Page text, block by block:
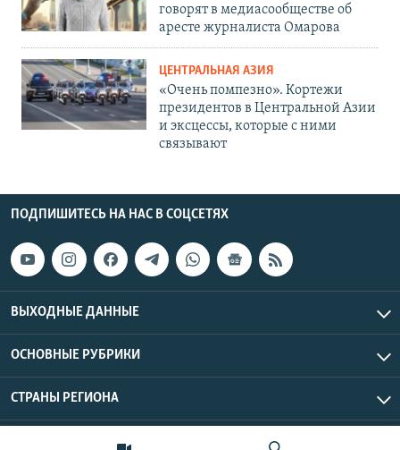
говорят в медиасообществе об
аресте журналиста Омарова
ЦЕНТРАЛЬНАЯ АЗИЯ
«Очень помпезно». Кортежи
президентов в Центральной Азии
и эксцессы, которые с ними
связывают
ПОДПИШИТЕСЬ НА НАС В СОЦСЕТЯХ
ВЫХОДНЫЕ ДАННЫЕ
ОСНОВНЫЕ РУБРИКИ
СТРАНЫ РЕГИОНА
Азаттык Азия © 2026 RFE/RL, Inc. | Все права защищены.